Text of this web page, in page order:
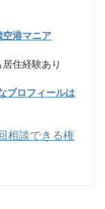
空港マニア
居住経験あり
プロフィールは
相談できる権